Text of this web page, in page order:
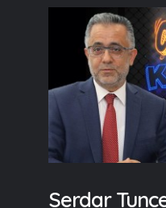
Serdar